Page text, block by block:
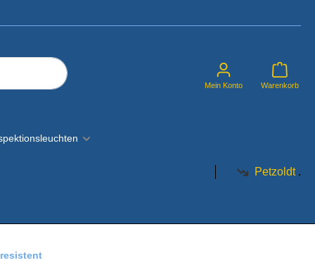
Mein Konto Warenkorb
Petzoldt.